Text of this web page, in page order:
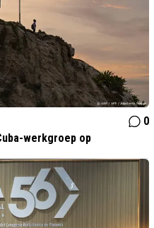
0
werkgroep op